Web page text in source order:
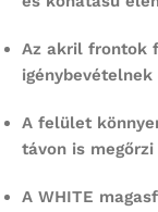
Az akril frontok
igénybevételnek
A felület
távon is
A WHITE